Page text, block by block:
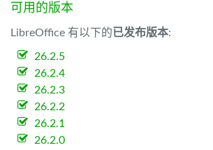
可用的版本
LibreOffice 有以下的已发布版本:
26.2.5
26.2.4
26.2.3
26.2.2
26.2.1
26.2.0